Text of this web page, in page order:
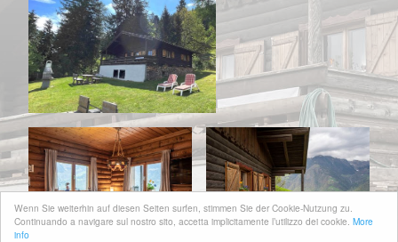
Wenn Sie weiterhin auf diesen Seiten surfen, stimmen Sie der Cookie-Nutzung zu.
Continuando a navigare sul nostro sito, accetta implicitamente l’utilizzo dei cookie. More
info